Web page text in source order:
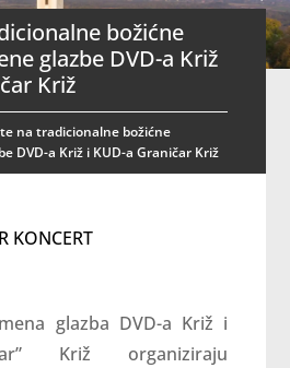
božićne
glazbe DVD-a Križ
Križ
na tradicionalne božićne
DVD-a Križ i KUD-a Graničar Križ
glazba DVD-a Križ i
Križ organiziraju